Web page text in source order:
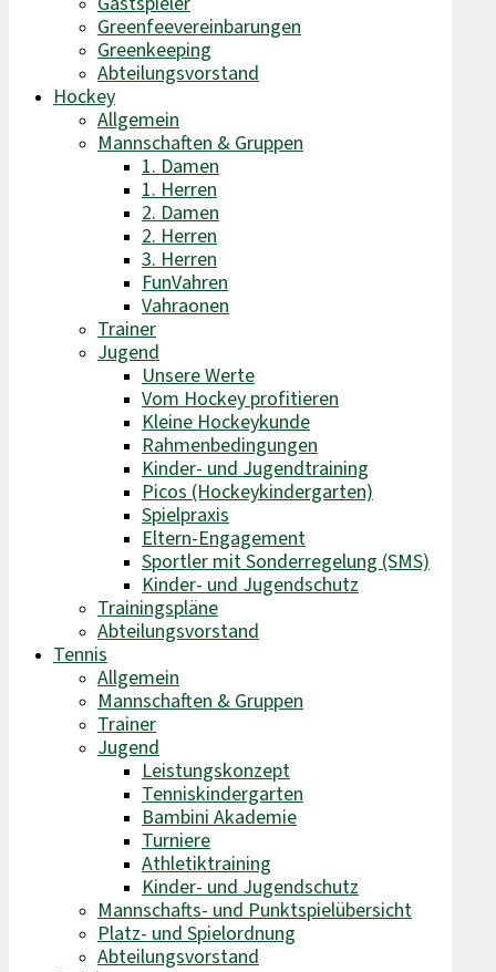
Greenfeevereinbarungen
Greenkeeping
Abteilungsvorstand
Hockey
Allgemein
Mannschaften & Gruppen
1. Damen
1. Herren
2. Damen
2. Herren
3. Herren
FunVahren​
Vahraonen
Trainer
Jugend
Unsere Werte
Vom Hockey profitieren
Kleine Hockeykunde
Rahmenbedingungen
Kinder- und Jugendtraining
Picos (Hockeykindergarten)
Spielpraxis
Eltern-Engagement
Sportler mit Sonderregelung (SMS)
Kinder- und Jugendschutz
Trainingspläne
Abteilungsvorstand
Tennis
Allgemein
Mannschaften & Gruppen
Trainer
Jugend
Leistungskonzept
Tenniskindergarten
Bambini Akademie
Turniere
Athletiktraining
Kinder- und Jugendschutz
Mannschafts- und Punktspielübersicht
Platz- und Spielordnung
Abteilungsvorstand